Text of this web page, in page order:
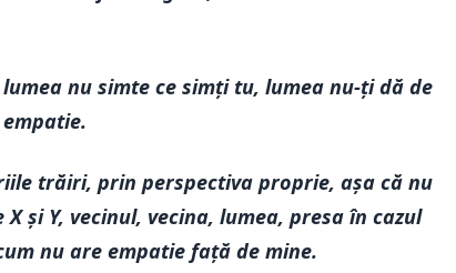
nu simte ce simți tu, lumea nu-ți dă de
trăiri, prin perspectiva proprie, așa că nu
și Y, vecinul, vecina, lumea, presa în cazul
nu are empatie față de mine.